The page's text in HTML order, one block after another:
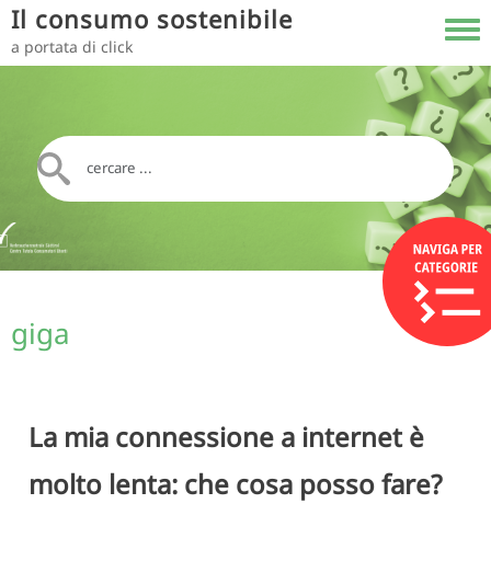
Salta al contenuto principale
Il consumo sostenibile
a portata di click
giga
La mia connessione a internet è
molto lenta: che cosa posso fare?